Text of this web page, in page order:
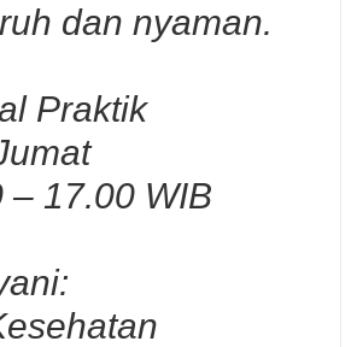
dan nyaman.
Praktik
– 17.00 WIB